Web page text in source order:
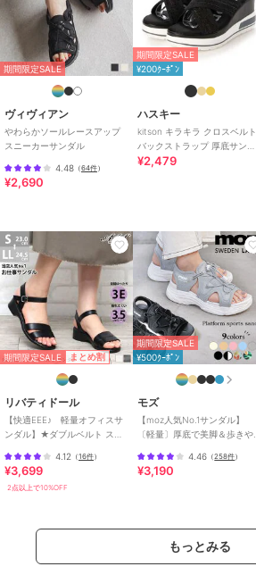
期間限定SALE
ヴィヴィアン
やわらかソールレースアップ
スニーカーサンダル
4.48 （64件）
¥2,690
期間限定SALE
¥200ｸｰﾎﾟﾝ
ハスキー
kitson キラキラ クロスベルト
バックストラップ 厚底サンダ
ル
¥2,479
期間限定SALE まとめ割
リバティドール
【快適EEE♪ 軽量オフィスサ
ンダル】★ダブルベルト スト
4.12 （16件）
¥3,699
2点以上で10%OFF
期間限定SALE
¥500ｸｰﾎﾟﾝ
モズ
【moz人気No.1サンダル】
〔軽量〕厚底で美脚＆歩きや
のスポーツサンダル
4.46 （258件）
¥3,190
もっとみる